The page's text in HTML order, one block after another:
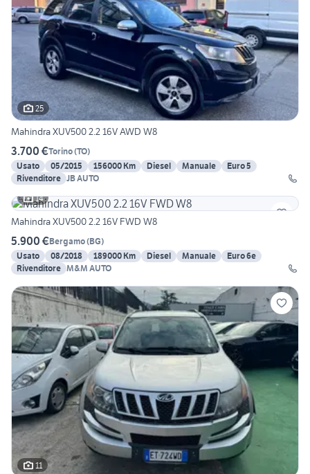
25
Mahindra XUV500 2.2 16V AWD W8
3.700 €Torino(TO)
Usato
05/2015 156000 Km Diesel Manuale
Euro 5
Rivenditore JB AUTO
14
Mahindra XUV500 2.2 16V FWD W8
5.900 €Bergamo(BG)
Usato
08/2018 189000 Km Diesel Manuale
Euro 6e
Rivenditore M&M AUTO
11